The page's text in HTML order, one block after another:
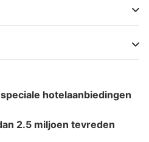
hotelaanbiedingen
2.5 miljoen tevreden